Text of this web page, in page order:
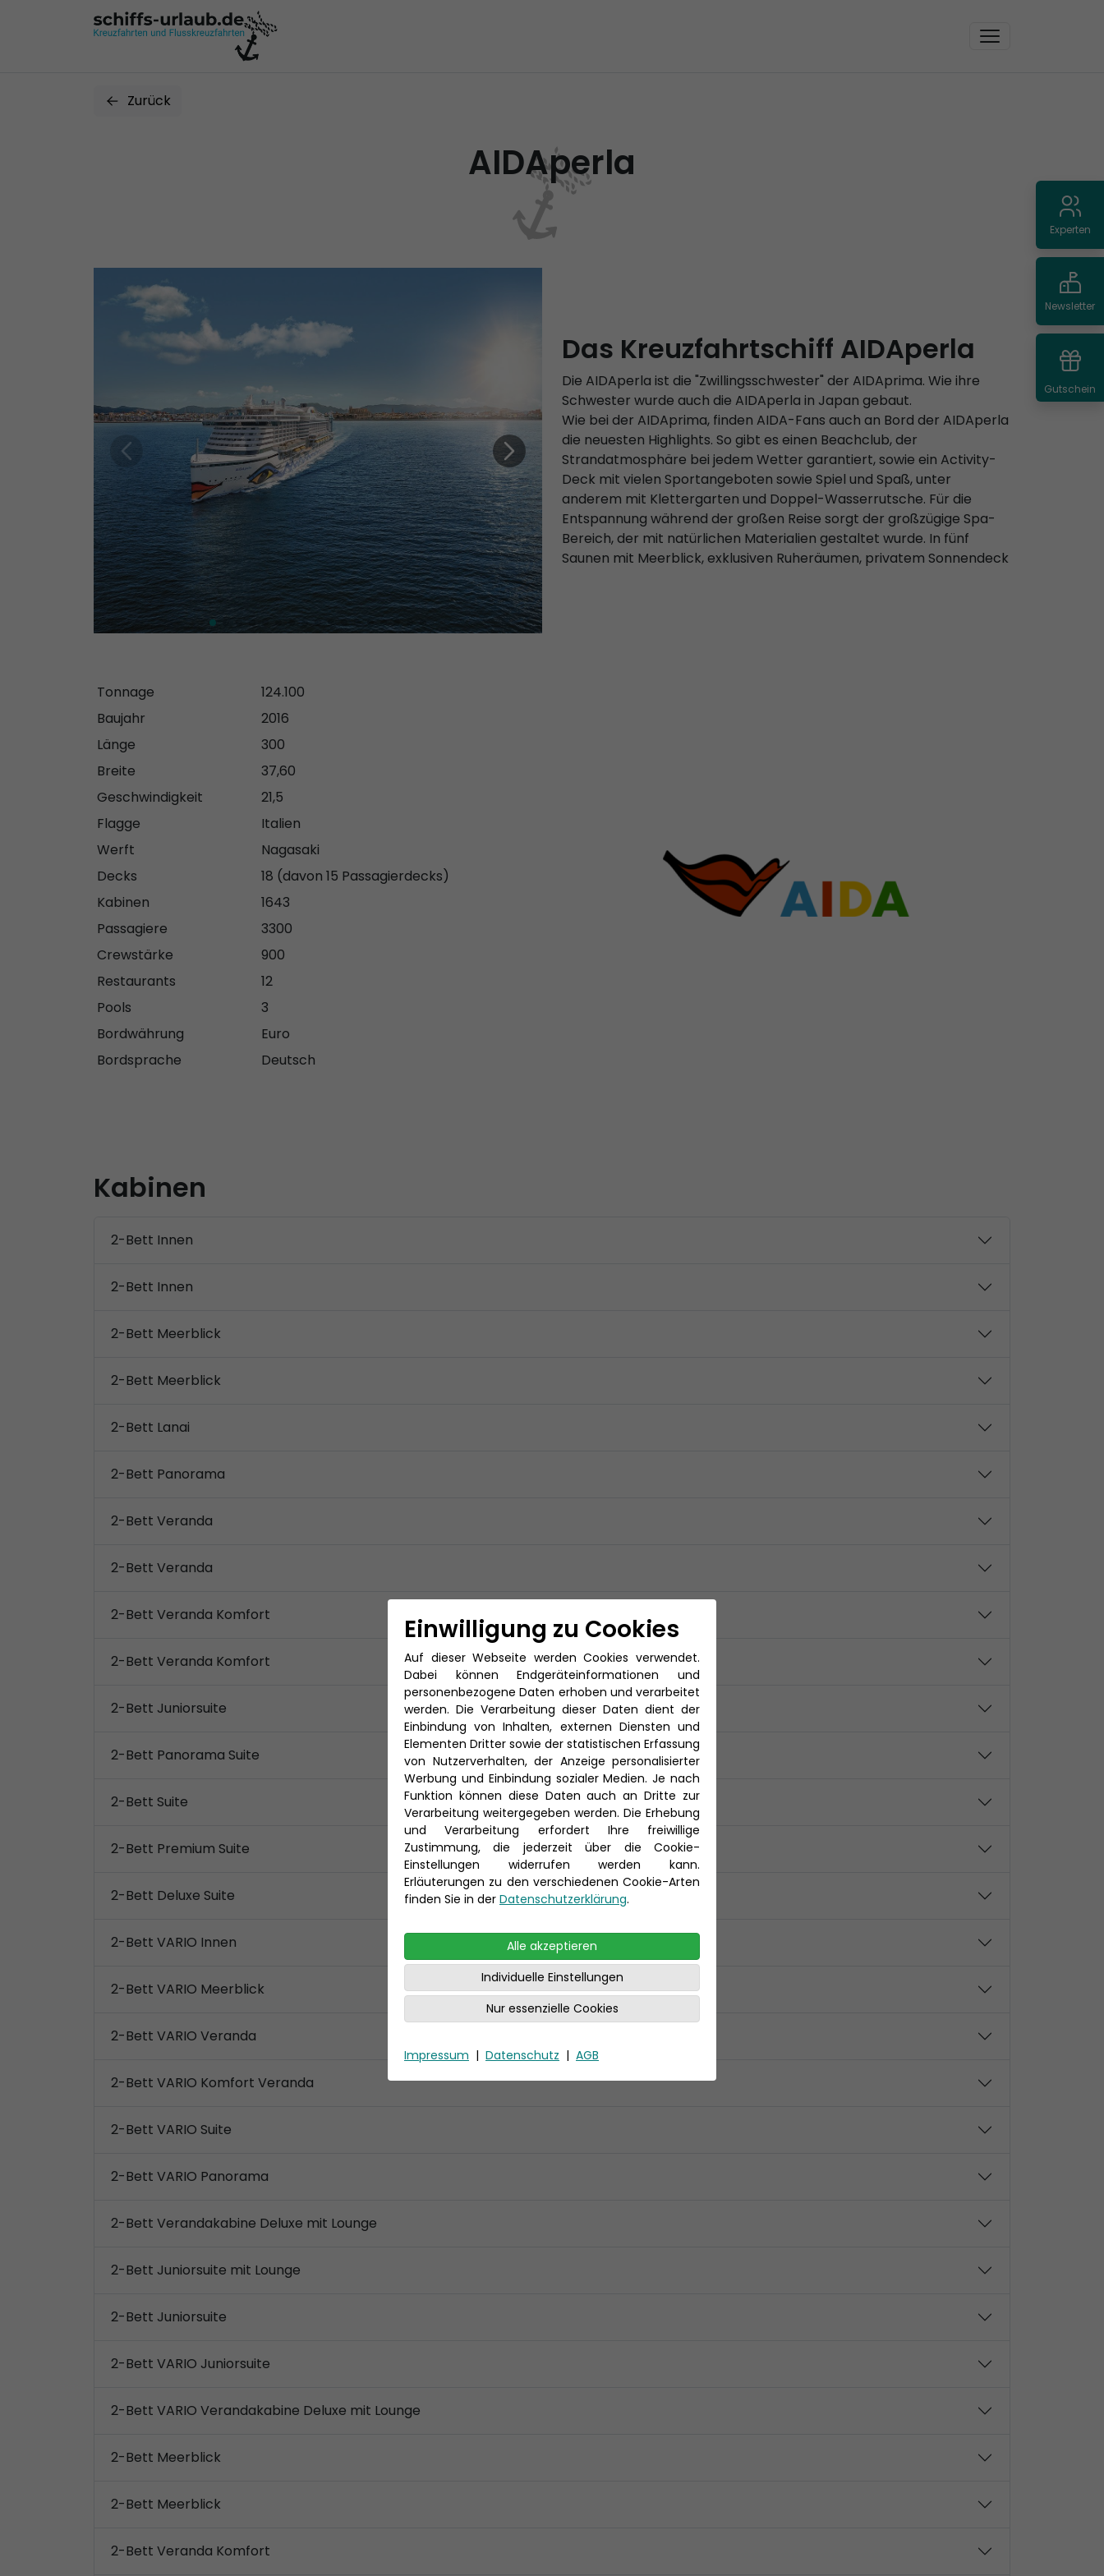
Zurück
AIDAperla
Das Kreuzfahrtschiff AIDAperla
Die AIDAperla ist die "Zwillingsschwester" der AIDAprima. Wie ihre
Schwester wurde auch die AIDAperla in Japan gebaut.
Wie bei der AIDAprima, finden AIDA-Fans auch an Bord der AIDAperla
die neuesten Highlights. So gibt es einen Beachclub, der
Strandatmosphäre bei jedem Wetter garantiert, sowie ein Activity-
Deck mit vielen Sportangeboten sowie Spiel und Spaß, unter
anderem mit Klettergarten und Doppel-Wasserrutsche. Für die
Entspannung während der großen Reise sorgt der großzügige Spa-
Bereich, der mit natürlichen Materialien gestaltet wurde. In fünf
Saunen mit Meerblick, exklusiven Ruheräumen, privatem Sonnendeck
wählen. Für das leibliche Wohl und eine neue kulinarische Vielfalt an
Bord der AIDAperla sorgen sowohl das bewährte Marktrestaurant
oder das Brauhaus als auch das neue Fuego Restaurant oder das
Ristorante Casa Nova. Ebenso gibt es wieder einige Spezialitäten wie
Tonnage
124.100
Baujahr
2016
Länge
300
Breite
37,60
Geschwindigkeit
21,5
Flagge
Italien
Werft
Nagasaki
Decks
18 (davon 15 Passagierdecks)
Kabinen
1643
Passagiere
3300
Crewstärke
900
Restaurants
12
Pools
3
Bordwährung
Euro
Bordsprache
Deutsch
Kabinen
2-Bett Innen
2-Bett Innen
2-Bett Meerblick
2-Bett Meerblick
2-Bett Lanai
2-Bett Panorama
2-Bett Veranda
2-Bett Veranda
2-Bett Veranda Komfort
2-Bett Veranda Komfort
2-Bett Juniorsuite
2-Bett Panorama Suite
2-Bett Suite
2-Bett Premium Suite
2-Bett Deluxe Suite
2-Bett VARIO Innen
2-Bett VARIO Meerblick
2-Bett VARIO Veranda
2-Bett VARIO Komfort Veranda
2-Bett VARIO Suite
2-Bett VARIO Panorama
2-Bett Verandakabine Deluxe mit Lounge
2-Bett Juniorsuite mit Lounge
2-Bett Juniorsuite
2-Bett VARIO Juniorsuite
2-Bett VARIO Verandakabine Deluxe mit Lounge
2-Bett Meerblick
2-Bett Meerblick
2-Bett Veranda Komfort
Experten
Newsletter
Gutschein
Einwilligung zu Cookies
Auf dieser Webseite werden Cookies verwendet.
Dabei können Endgeräteinformationen und
personenbezogene Daten erhoben und verarbeitet
werden. Die Verarbeitung dieser Daten dient der
Einbindung von Inhalten, externen Diensten und
Elementen Dritter sowie der statistischen Erfassung
von Nutzerverhalten, der Anzeige personalisierter
Werbung und Einbindung sozialer Medien. Je nach
Funktion können diese Daten auch an Dritte zur
Verarbeitung weitergegeben werden. Die Erhebung
und Verarbeitung erfordert Ihre freiwillige
Zustimmung, die jederzeit über die Cookie-
Einstellungen widerrufen werden kann.
Erläuterungen zu den verschiedenen Cookie-Arten
finden Sie in der Datenschutzerklärung.
Alle akzeptieren
Individuelle Einstellungen
Nur essenzielle Cookies
Impressum | Datenschutz | AGB